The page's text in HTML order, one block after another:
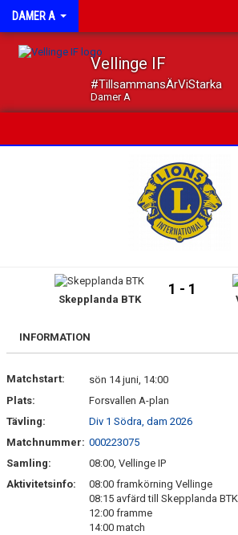
DAMER A
Vellinge IF
#TillsammansÄrViStarka
Damer A
DOKUMENT
Skepplanda BTK
1 - 1
INFORMATION
Matchstart:
sön 14 juni, 14:00
Plats:
Forsvallen A-plan
Tävling:
Div 1 Södra, dam 2026
Matchnummer: 000223075
Samling:
08:00, Vellinge IP
Aktivitetsinfo:
08:00 framkörning Vellinge
08:15 avfärd till Skepplanda
12:00 framme
14:00 match